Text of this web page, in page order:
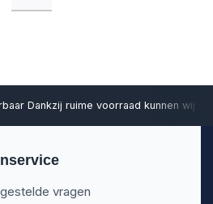
Dankzij ruime voorraad kunnen wij
vragen